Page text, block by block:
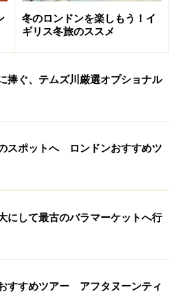
入手に努め、「
外務省 海外安全
、安全確保に十分注意を払ってく
1/6 次のページへ
冬のロンドンを楽しもう！イ
ギリス冬旅のススメ
捧ぐ、テムズ川厳選オプショナル
スポットへ ロンドンおすすめツ
にして最古のバラマーケットへ行
すすめツアー アフタヌーンティ